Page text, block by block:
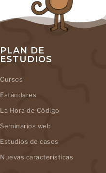
PLAN DE
ESTUDIOS
Cursos
Estándares
La Hora de Código
Seminarios web
Estudios de casos
Nuevas características